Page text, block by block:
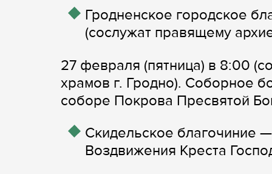
Гродненское городское
(сослужат правящему
27 февраля (пятница) в 8:00
храмов г. Гродно). Соборное
соборе Покрова Пресвятой
Скидельское благочиние
Воздвижения Креста